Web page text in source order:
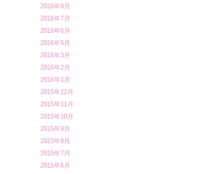
2016年8月
2016年7月
2016年6月
2016年5月
2016年3月
2016年2月
2016年1月
2015年12月
2015年11月
2015年10月
2015年9月
2015年8月
2015年7月
2015年6月